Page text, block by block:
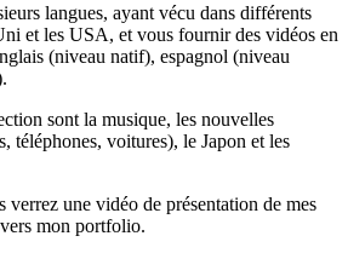
langues, ayant vécu dans différents
et les USA, et vous fournir des vidéos en
(niveau natif), espagnol (niveau
sont la musique, les nouvelles
téléphones, voitures), le Japon et les
verrez une vidéo de présentation de mes
mon portfolio.